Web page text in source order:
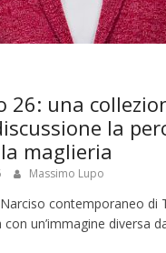
26: una
la
maglieria
Massimo Lupo
contemporaneo di
un’immagine diversa